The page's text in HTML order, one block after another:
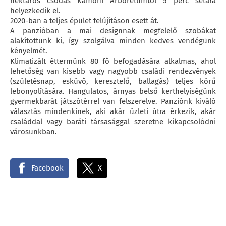
helyezkedik el.
2020-ban a teljes épület felújításon esett át.
A panzióban a mai designnak megfelelő szobákat
alakítottunk ki, így szolgálva minden kedves vendégünk
kényelmét.
Klimatizált éttermünk 80 fő befogadására alkalmas, ahol
lehetőség van kisebb vagy nagyobb családi rendezvények
(születésnap, esküvő, keresztelő, ballagás) teljes körű
lebonyolítására. Hangulatos, árnyas belső kerthelyiségünk
gyermekbarát játszótérrel van felszerelve. Panziónk kiváló
választás mindenkinek, aki akár üzleti útra érkezik, akár
családdal vagy baráti társasággal szeretne kikapcsolódni
városunkban.
Facebook X